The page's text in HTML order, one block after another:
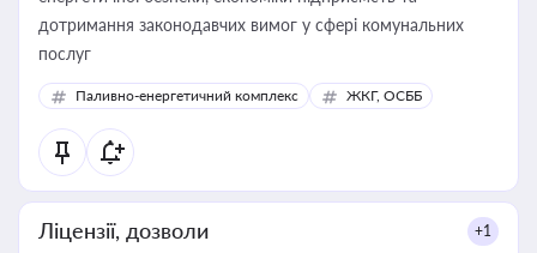
дотримання законодавчих вимог у сфері комунальних
послуг
Паливно-енергетичний комплекс ЖКГ, ОСББ
Ліцензії, дозволи +1